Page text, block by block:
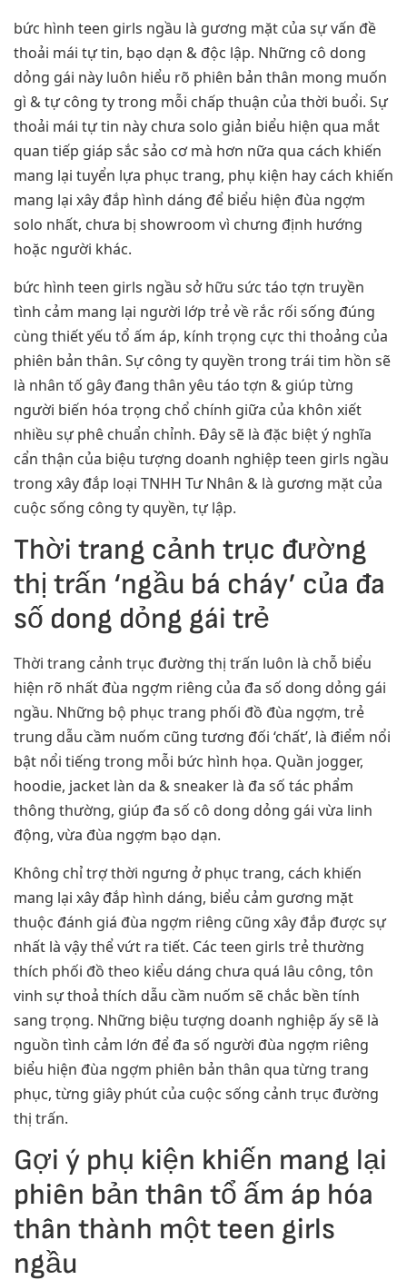
bức hình teen girls ngầu là gương mặt của sự vấn đề
thoải mái tự tin, bạo dạn & độc lập. Những cô dong
dỏng gái này luôn hiểu rõ phiên bản thân mong muốn
gì & tự công ty trong mỗi chấp thuận của thời buổi. Sự
thoải mái tự tin này chưa solo giản biểu hiện qua mắt
quan tiếp giáp sắc sảo cơ mà hơn nữa qua cách khiến
mang lại tuyển lựa phục trang, phụ kiện hay cách khiến
mang lại xây đắp hình dáng để biểu hiện đùa ngợm
solo nhất, chưa bị showroom vì chưng định hướng
hoặc người khác.
bức hình teen girls ngầu sở hữu sức táo tợn truyền
tình cảm mang lại người lớp trẻ về rắc rối sống đúng
cùng thiết yếu tổ ấm áp, kính trọng cực thi thoảng của
phiên bản thân. Sự công ty quyền trong trái tim hồn sẽ
là nhân tố gây đang thân yêu táo tợn & giúp từng
người biến hóa trọng chổ chính giữa của khôn xiết
nhiều sự phê chuẩn chỉnh. Đây sẽ là đặc biệt ý nghĩa
cẩn thận của biệu tượng doanh nghiệp teen girls ngầu
trong xây đắp loại TNHH Tư Nhân & là gương mặt của
cuộc sống công ty quyền, tự lập.
Thời trang cảnh trục đường
thị trấn ‘ngầu bá cháy’ của đa
số dong dỏng gái trẻ
Thời trang cảnh trục đường thị trấn luôn là chỗ biểu
hiện rõ nhất đùa ngợm riêng của đa số dong dỏng gái
ngầu. Những bộ phục trang phối đồ đùa ngợm, trẻ
trung dẫu cầm nuốm cũng tương đối ‘chất’, là điểm nổi
bật nổi tiếng trong mỗi bức hình họa. Quần jogger,
hoodie, jacket làn da & sneaker là đa số tác phẩm
thông thường, giúp đa số cô dong dỏng gái vừa linh
động, vừa đùa ngợm bạo dạn.
Không chỉ trợ thời ngưng ở phục trang, cách khiến
mang lại xây đắp hình dáng, biểu cảm gương mặt
thuộc đánh giá đùa ngợm riêng cũng xây đắp được sự
nhất là vậy thể vứt ra tiết. Các teen girls trẻ thường
thích phối đồ theo kiểu dáng chưa quá lâu công, tôn
vinh sự thoả thích dẫu cầm nuốm sẽ chắc bền tính
sang trọng. Những biệu tượng doanh nghiệp ấy sẽ là
nguồn tình cảm lớn để đa số người đùa ngợm riêng
biểu hiện đùa ngợm phiên bản thân qua từng trang
phục, từng giây phút của cuộc sống cảnh trục đường
thị trấn.
Gợi ý phụ kiện khiến mang lại
phiên bản thân tổ ấm áp hóa
thân thành một teen girls
ngầu